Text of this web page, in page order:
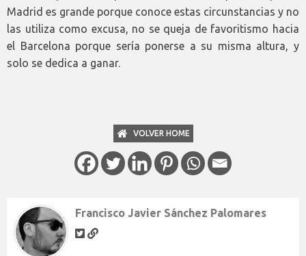
Madrid es grande porque conoce estas circunstancias y no
las utiliza como excusa, no se queja de favoritismo hacia
el Barcelona porque sería ponerse a su misma altura, y
solo se dedica a ganar.
VOLVER HOME
Francisco Javier Sánchez Palomares